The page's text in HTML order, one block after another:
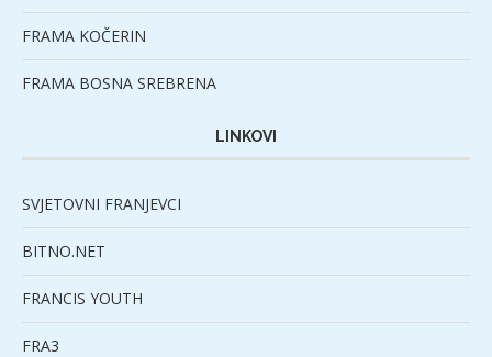
FRAMA KOČERIN
FRAMA BOSNA SREBRENA
LINKOVI
SVJETOVNI FRANJEVCI
BITNO.NET
FRANCIS YOUTH
FRA3